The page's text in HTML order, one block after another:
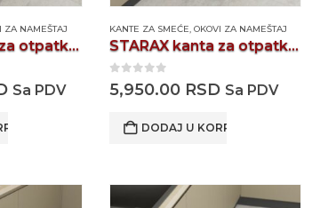
ZA NAMEŠTAJ
STARAX kanta za otpatke S2300A
Sa PDV
KANTE ZA SMEĆE, OKOVI ZA NAMEŠTAJ
STARAX kanta za otpatke S2391A
0out of 5
5,950.00 RSD Sa PDV
DODAJ U KORPU